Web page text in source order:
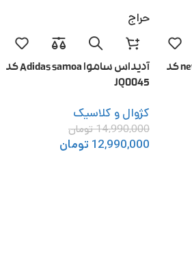
نیوبالانس 550 newbalance کد
حراج
آدیداس ساموا Adidas samoa کد
JQ0045
کژوال و کلاسیک
14,990,000تومان
12,990,000 تومان